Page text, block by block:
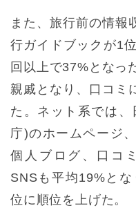
また、旅行前の情報
行ガイドブックが1
回以上で37%となっ
親戚となり、口コミ
た。ネット系では
庁)のホームページ
個人ブログ、口コ
SNSも平均19%と
位に順位を上げた。